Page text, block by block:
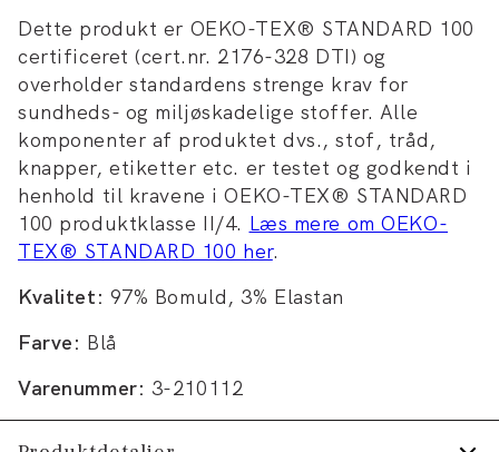
Dette produkt er OEKO-TEX® STANDARD 100
certificeret (cert.nr. 2176-328 DTI) og
overholder standardens strenge krav for
sundheds- og miljøskadelige stoffer. Alle
komponenter af produktet dvs., stof, tråd,
knapper, etiketter etc. er testet og godkendt i
henhold til kravene i OEKO-TEX® STANDARD
100 produktklasse II/4. Læs mere om OEKO-
TEX® STANDARD 100 her.
Kvalitet: 97% Bomuld, 3% Elastan
Farve: Blå
Varenummer: 3-210112